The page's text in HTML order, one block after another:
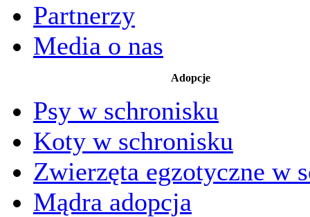
Partnerzy
Media o nas
Adopcje
Psy w schronisku
Koty w schronisku
Zwierzęta egzotyczne w
Mądra adopcja